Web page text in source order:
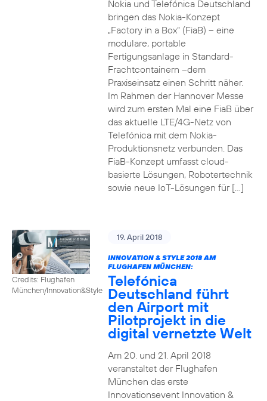
Nokia und Telefónica Deutschland
bringen das Nokia-Konzept
„Factory in a Box“ (FiaB) – eine
modulare, portable
Fertigungsanlage in Standard-
Frachtcontainern –dem
Praxiseinsatz einen Schritt näher.
Im Rahmen der Hannover Messe
wird zum ersten Mal eine FiaB über
das aktuelle LTE/4G-Netz von
Telefónica mit dem Nokia-
Produktionsnetz verbunden. Das
FiaB-Konzept umfasst cloud-
basierte Lösungen, Robotertechnik
sowie neue IoT-Lösungen für […]
Credits: Flughafen
München/Innovation&Style
19. April 2018
INNOVATION & STYLE 2018 AM
FLUGHAFEN MÜNCHEN:
Telefónica
Deutschland führt
den Airport mit
Pilotprojekt in die
digital vernetzte Welt
Am 20. und 21. April 2018
veranstaltet der Flughafen
München das erste
Innovationsevent Innovation &